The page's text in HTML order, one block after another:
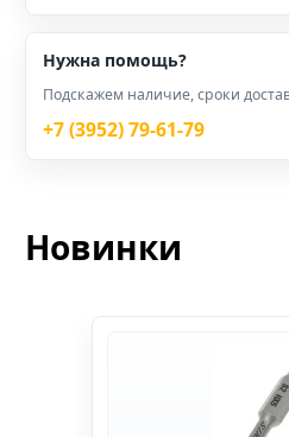
Нужна помощь?
Подскажем наличие, сроки
+7 (3952) 79-61-79
Новинки